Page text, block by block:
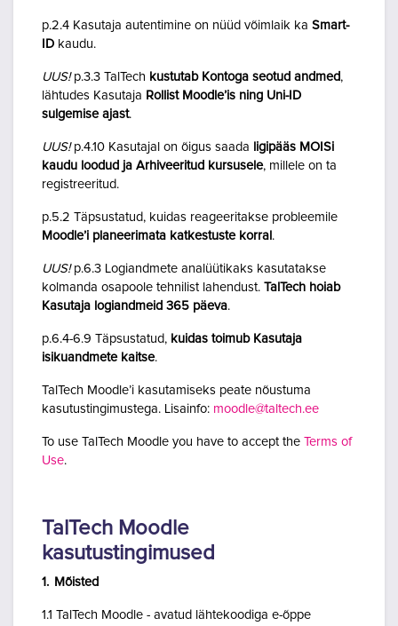
p.2.4 Kasutaja autentimine on nüüd võimlaik ka Smart-
ID kaudu.
UUS!p.3.3 TalTech kustutab Kontoga seotud andmed,
lähtudes Kasutaja Rollist Moodle’is ning Uni-ID
sulgemise ajast.
UUS!p.4.10 Kasutajal on õigus saada ligipääs MOISi
kaudu loodud ja Arhiveeritud kursusele, millele on ta
registreeritud.
p.5.2 Täpsustatud, kuidas reageeritakse probleemile
Moodle’i planeerimata katkestuste korral .
UUS!p.6.3 Logiandmete analüütikaks kasutatakse
kolmanda osapoole tehnilist lahendust. TalTech hoiab
Kasutaja logiandmeid 365 päeva.
p.6.4-6.9 Täpsustatud, kuidas toimub Kasutaja
isikuandmete kaitse.
TalTech Moodle’i kasutamiseks peate nõustuma
kasutustingimustega. Lisainfo: moodle@taltech.ee
To use TalTech Moodle you have to accept the Terms of
Use.
TalTech Moodle
kasutustingimused
1. Mõisted
1.1 TalTech Moodle - avatud lähtekoodiga e-õppe